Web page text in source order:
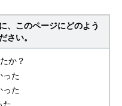
、このページにどのよう
さい。
か？
った
った